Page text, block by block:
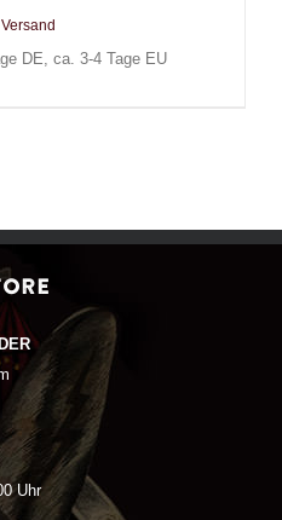
Versand
DE, ca. 3-4 Tage EU
Uhr